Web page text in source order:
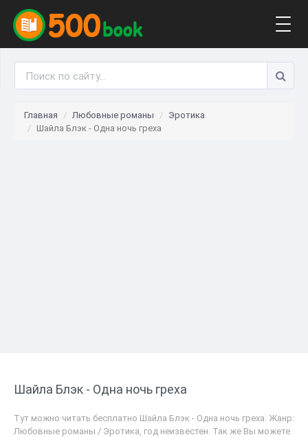
Главная Любовные романы
Эротика
Шайла Блэк - Одна ночь греха
Шайла Блэк - Одна ночь греха
Тут можно читать бесплатно Шайла Блэк - Одна ночь греха. Жанр:
Любовные романы / Эротика, год неизвестен. Так же Вы можете